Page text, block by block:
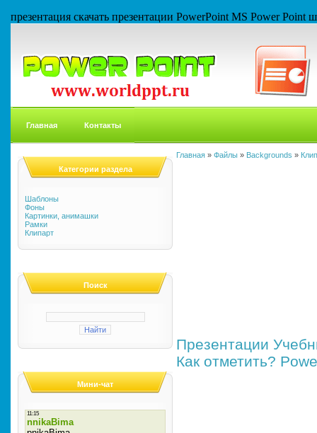
презентация скачать презентации PowerPoint MS Power
Главная Контакты
Категории раздела
Шаблоны
Фоны
Картинки, анимашки
Рамки
Клипарт
Поиск
Мини-чат
Главная » Файлы » Backgrounds »
Презентации
Как отметить?